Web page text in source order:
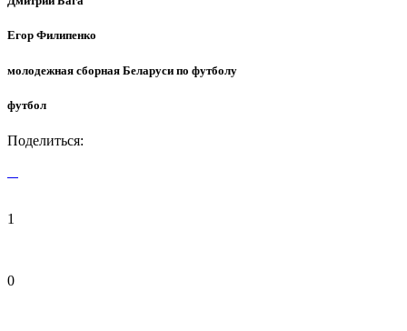
Егор Филипенко
молодежная сборная Беларуси по футболу
футбол
Поделиться:
1
0